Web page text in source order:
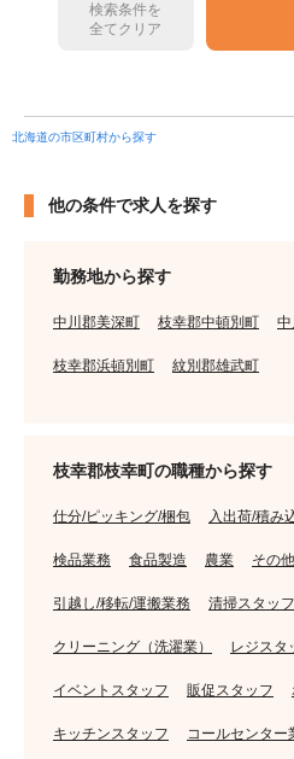
検索条件を
全てクリア
北海道の市区町村から探す
他の条件で求人を探す
勤務地から探す
中川郡美深町 枝幸郡中頓別町
枝幸郡浜頓別町 紋別郡雄武町
枝幸郡枝幸町の職種から探す
仕分/ピッキング/梱包 入出荷/積み
検品業務 食品製造 農業 その
引越し/移転/運搬業務 清掃スタッフ
クリーニング（洗濯業） レジスタ
イベントスタッフ 販促スタッフ
キッチンスタッフ コールセンター